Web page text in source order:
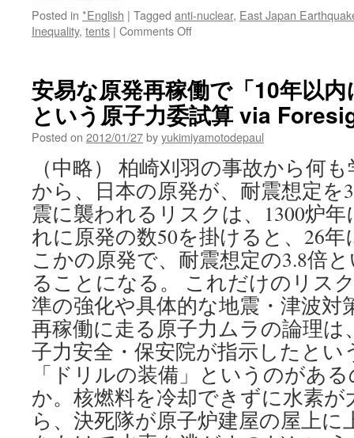
Posted in *English | Tagged anti-nuclear, East Japan
Inequality, tents | Comments Offon
defy
order
to
remove
tents
from
the
grounds
of
METI
via
The
Japan
Times
安易な原発再稼働で「10年以
という原子力委試算 via
Posted on 2012/01/27byyukimiyamotodepaul
（中略） 柏崎刈羽の事故から何
から、日本の原発が、耐震想定を
震に襲われるリスクは、1300炉
れに原発の数50を掛けると、26
こかの原発で、耐震想定の3.8倍
ることになる。 これだけのリス
準の強化や具体的な地震・津波対
再稼働に走る原子力ムラの論理は
子力安全・保安院が指示したとい
「ドリルの装備」というのがあ
か。核燃料を冷却できずに水素が
ら、決死隊が原子炉建屋の屋上